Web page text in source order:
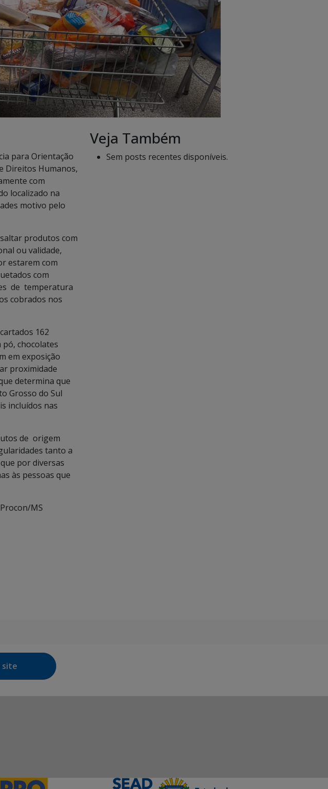
para Orientação
Direitos Humanos,
com
localizado na
motivo pelo
produtos com
ou validade,
estarem com
com
de temperatura
cobrados nos
162
chocolates
em exposição
proximidade
determina que
Grosso do Sul
incluídos nas
de origem
tanto a
por diversas
às pessoas que
MS
Veja Também
Sem posts recentes disponíveis.
site